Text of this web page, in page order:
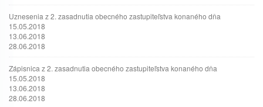
Uznesenia z 2. zasadnutia obecného zastupiteľstva konaného dňa
15.05.2018
13.06.2018
28.06.2018
Zápisnica z 2. zasadnutia obecného zastupiteľstva konaného dňa
15.05.2018
13.06.2018
28.06.2018